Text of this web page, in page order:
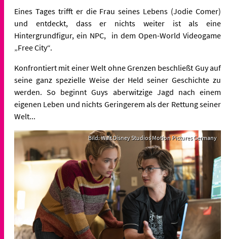
Eines Tages trifft er die Frau seines Lebens (Jodie Comer)
und entdeckt, dass er nichts weiter ist als eine
Hintergrundfigur, ein NPC, in dem Open-World Videogame
„Free City“.
Konfrontiert mit einer Welt ohne Grenzen beschließt Guy auf
seine ganz spezielle Weise der Held seiner Geschichte zu
werden. So beginnt Guys aberwitzige Jagd nach einem
eigenen Leben und nichts Geringerem als der Rettung seiner
Welt...
Bild: Walt Disney Studios Motion Pictures Germany